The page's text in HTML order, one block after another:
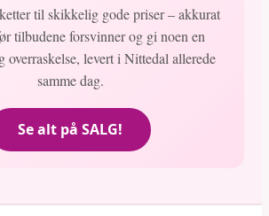
til skikkelig gode priser – akkurat
tilbudene forsvinner og gi noen en
overraskelse, levert i Nittedal allerede
samme dag.
Se alt på SALG!